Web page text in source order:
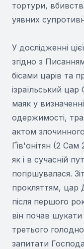
тортури,
уявних
У дослідженні
згідно з
бісами царів та
ізраїльський
маяк у
одержимості,
актом
Ґів'онітян (2 Сам
як і в сучасній
погіршувалася.
прокляттям, цар
після першого
він почав
третього
запитати